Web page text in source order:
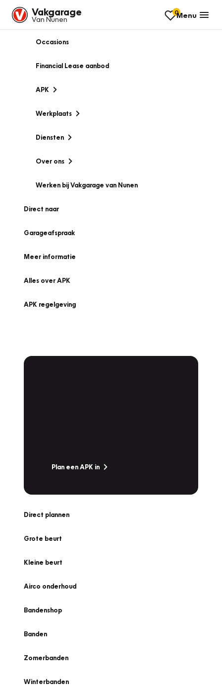
Vakgarage
Van Nunen
0Menu
Occasions
Financial Lease aanbod
APK
Werkplaats
Diensten
Over ons
Werken bij Vakgarage van Nunen
Direct naar
Garageafspraak
Meer informatie
Alles over APK
APK regelgeving
Plan een APK in
Direct plannen
Grote beurt
Kleine beurt
Airco onderhoud
Bandenshop
Banden
Zomerbanden
Winterbanden